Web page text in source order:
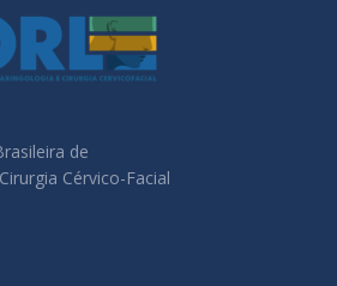
de
Cérvico-Facial